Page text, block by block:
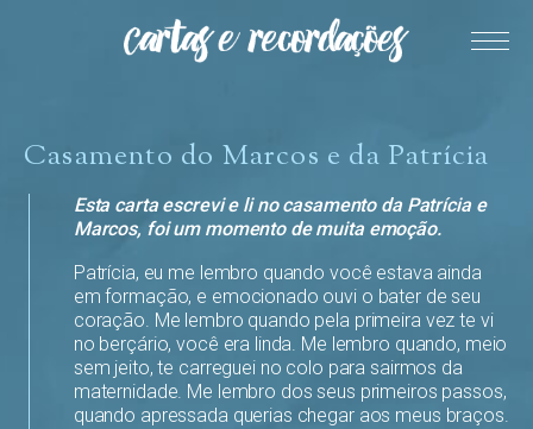
Casamento do Marcos e da Patrícia
Esta carta escrevi e li no casamento da Patrícia e
Marcos, foi um momento de muita emoção.
Patrícia, eu me lembro quando você estava ainda
em formação, e emocionado ouvi o bater de seu
coração. Me lembro quando pela primeira vez te vi
no berçário, você era linda. Me lembro quando, meio
sem jeito, te carreguei no colo para sairmos da
maternidade. Me lembro dos seus primeiros passos,
quando apressada querias chegar aos meus braços.